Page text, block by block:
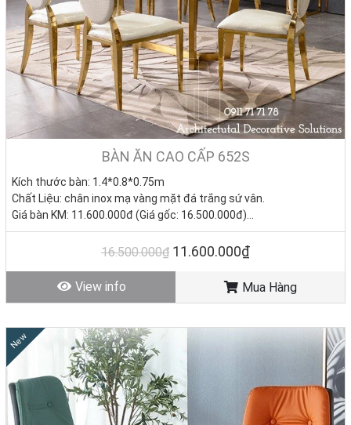
BÀN ĂN CAO CẤP 652S
Kích thước bàn: 1.4*0.8*0.75m
Chất Liệu: chân inox mạ vàng mặt đá trắng sứ vân.
Giá bàn KM: 11.600.000đ (Giá gốc: 16.500.000đ)
Giá ghế KM: 2.050.000đ/Cái (Giá gốc 2.850.000đ)
Giá trọn bộ 6 ghế: 23.900.000đ
16.500.000₫ 11.600.000₫
View info Mua Hàng
New